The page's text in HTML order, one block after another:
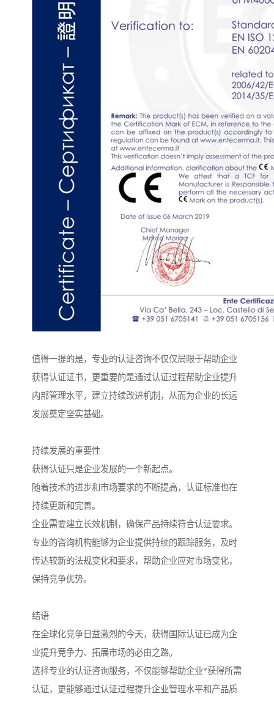
值得一提的是，专业的认证咨询不仅仅局限于帮助企业
获得认证证书，更重要的是通过认证过程帮助企业提升
内部管理水平，建立持续改进机制，从而为企业的长远
发展奠定坚实基础。
持续发展的重要性
获得认证只是企业发展的一个新起点。
随着技术的进步和市场要求的不断提高，认证标准也在
持续更新和完善。
企业需要建立长效机制，确保产品持续符合认证要求。
专业的咨询机构能够为企业提供持续的跟踪服务，及时
传达较新的法规变化和要求，帮助企业应对市场变化，
保持竞争优势。
结语
在全球化竞争日益激烈的今天，获得国际认证已成为企
业提升竞争力、拓展市场的必由之路。
选择专业的认证咨询服务，不仅能够帮助企业*获得所需
认证，更能够通过认证过程提升企业管理水平和产品质